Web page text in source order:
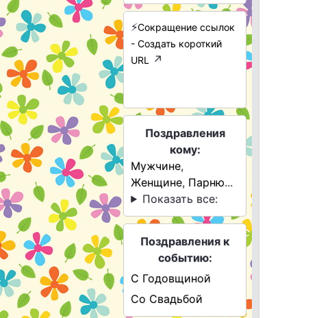
⚡Сокращение ссылок
- Создать короткий
URL
↗
Поздравления
кому:
Мужчине,
Женщине, Парню...
Показать все:
Поздравления к
событию:
С Годовщиной
Со Свадьбой